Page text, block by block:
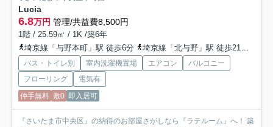
Lucia
6.8万円 管理/共益費8,500円
1階 / 25.59㎡ / 1K /築6年
埼京線「与野本町」駅 徒歩6分
埼京線「北与野」駅 徒歩21分
バス・トイレ別 室内洗濯機置場 エアコン
バルコニー
フローリング
電気有
仲手無料 敷0 即入居可
『さいたま市中央区』の納得のお部屋さがしなら『ラテルーム』へ！ 築